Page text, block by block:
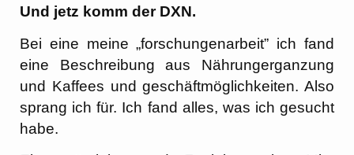
Und jetz komm der DXN.
Bei eine meine „forschungenarbeit” ich fand
eine Beschreibung aus Nährungerganzung
und Kaffees und geschäftmöglichkeiten. Also
sprang ich für. Ich fand alles, was ich gesucht
habe.